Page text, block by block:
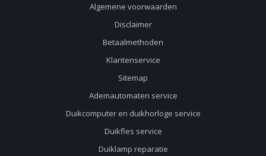
Algemene voorwaarden
Disclaimer
Betaalmethoden
Klantenservice
Sitemap
Ademautomaten service
Duikcomputer en duikhorloge service
Duikfles service
Duiklamp reparatie